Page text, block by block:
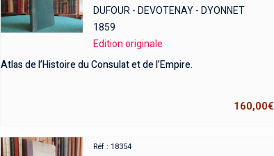
DUFOUR - DEVOTENAY - DYONNET
1859
Edition originale
Atlas de l’Histoire du Consulat et de l’Empire.
160,00€
Réf : 18354